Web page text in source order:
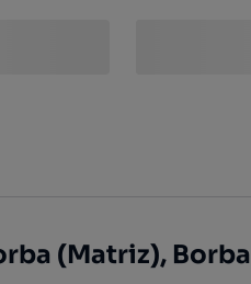
(Matriz), Borba